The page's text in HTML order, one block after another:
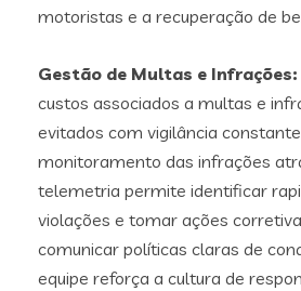
motoristas e a recuperação de
Gestão de Multas e Infrações:
custos associados a multas e
evitados com vigilância
monitoramento das infrações
telemetria permite identificar
violações e tomar ações
comunicar políticas claras de
equipe reforça a cultura de